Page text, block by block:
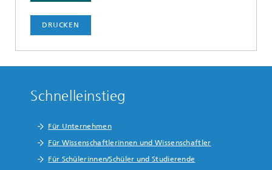
DRUCKEN
Schnelleinstieg
Für Unternehmen
Für Wissenschaftlerinnen und Wissenschaftler
Für Schülerinnen/Schüler und Studierende